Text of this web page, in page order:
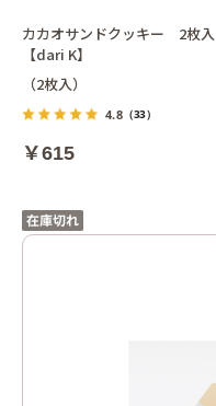
カカオサンドクッキー 2枚入
【dari K】
（2枚入）
4.8 （33）
￥615